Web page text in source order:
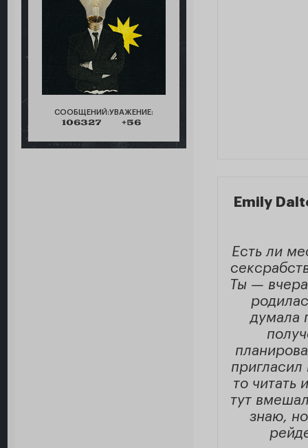
СООБЩЕНИЙ:
106327
УВАЖЕНИЕ:
+56
Emily
Есть ли
Ты —
думала
пригласил
то читать
тут
знаю,